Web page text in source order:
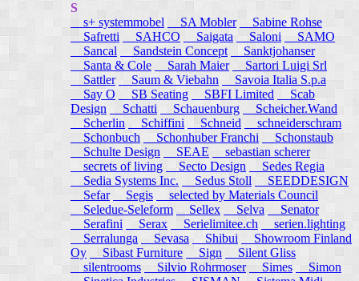
S
s+ systemmobel
SA Mobler
Sabine Rohse
Safretti
SAHCO Saigata Saloni
SAMO
Sancal
Sandstein Concept
Sanktjohanser
Santa & Cole
Sarah Maier
Sartori Luigi Srl
Sattler
Saum & Viebahn
Savoia Italia S.p.a
Say O
SB Seating SBFI Limited
Scab
Design
Schatti Schauenburg
Scheicher.Wand
Scherlin
Schiffini Schneid
schneiderschram
Schonbuch
Schonhuber Franchi
Schonstaub
Schulte Design
SEAE
sebastian scherer
secrets of living
Secto Design
Sedes Regia
Sedia Systems Inc.
Sedus Stoll
SEEDDESIGN
Sefar
Segis
selected by Materials Council
Seledue-Seleform
Sellex Selva
Senator
Serafini
Serax Serielimitee.ch
serien.lighting
Serralunga
Sevasa Shibui
Showroom Finland
Oy
Sibast Furniture Sign
Silent Gliss
silentrooms
Silvio Rohrmoser Simes Simon